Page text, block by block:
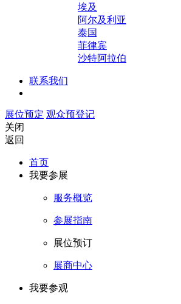
埃及
阿尔及利亚
泰国
菲律宾
沙特阿拉伯
联系我们
展位预定 观众预登记
关闭
返回
首页
我要参展
服务概览
参展指南
展位预订
展商中心
我要参观